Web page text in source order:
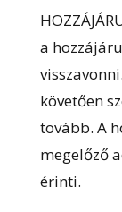
a
követően
tovább. A
megelőző
érinti.